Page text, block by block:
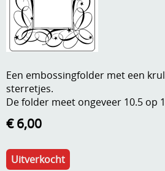
Dies om te stansen
DVD-CD
Handige extra's
Kleurmateriaal-tekenmateriaal
Info
Anders creatief
Gastenboek
Een embossingfolder met een
sterretjes.
De folder meet ongeveer 10.5 op
€ 6,00
Uitverkocht